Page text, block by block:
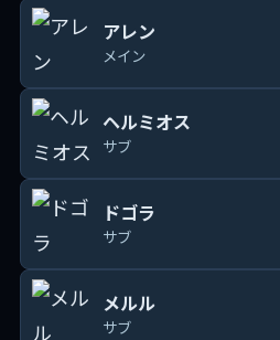
アレン
メイン
ヘルミオス
サブ
ドゴラ
サブ
メルル
サブ